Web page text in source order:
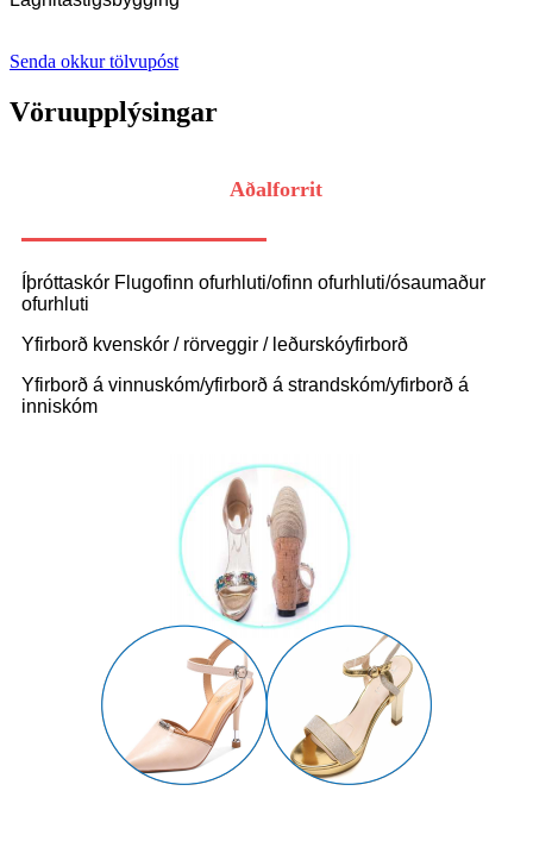
Senda okkur tölvupóst
Vöruupplýsingar
Aðalforrit
Íþróttaskór Flugofinn ofurhluti/ofinn ofurhluti/ósaumaður
ofurhluti
Yfirborð kvenskór / rörveggir / leðurskóyfirborð
Yfirborð á vinnuskóm/yfirborð á strandskóm/yfirborð á
inniskóm